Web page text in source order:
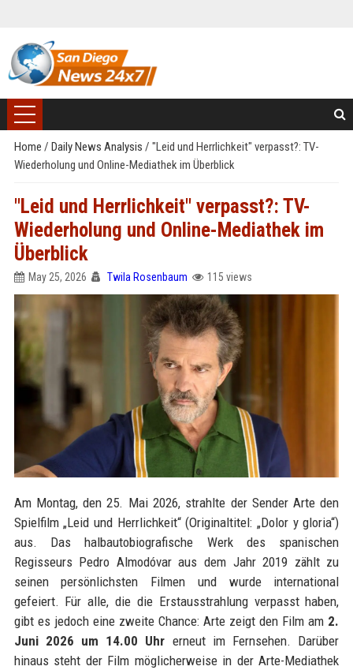
Home / Daily News Analysis / "Leid und Herrlichkeit" verpasst?: TV-
Wiederholung und Online-Mediathek im Überblick
"Leid und Herrlichkeit" verpasst?: TV-
Wiederholung und Online-Mediathek im
Überblick
May 25, 2026 Twila Rosenbaum 115 views
Am Montag, den 25. Mai 2026, strahlte der Sender Arte den
Spielfilm „Leid und Herrlichkeit“ (Originaltitel: „Dolor y gloria“)
aus. Das halbautobiografische Werk des spanischen
Regisseurs Pedro Almodóvar aus dem Jahr 2019 zählt zu
seinen persönlichsten Filmen und wurde international
gefeiert. Für alle, die die Erstausstrahlung verpasst haben,
gibt es jedoch eine zweite Chance: Arte zeigt den Film am 2.
Juni 2026 um 14.00 Uhr erneut im Fernsehen. Darüber
hinaus steht der Film möglicherweise in der Arte-Mediathek